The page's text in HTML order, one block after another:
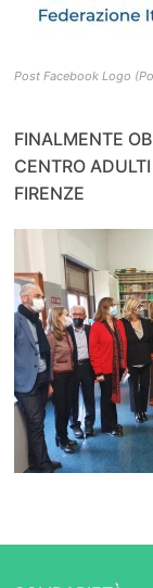
Post Facebook Logo
FINALMENTE
CENTRO
FIRENZE